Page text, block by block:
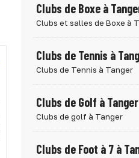
Clubs de Boxe à
Clubs et salles de Boxe à
Clubs de Tennis à
Clubs de Tennis à Tanger
Clubs de Golf à Tanger
Clubs de golf à Tanger
Clubs de Foot à 7 à